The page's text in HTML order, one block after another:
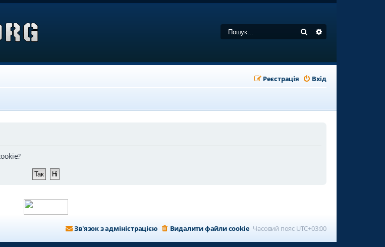
Пошук
Вхід
Реєстрація
Часовий пояс UTC+03:00
Видалити файли cookie
Зв'язок з адміністрацією